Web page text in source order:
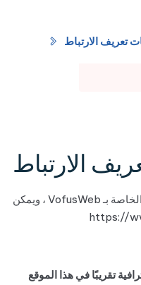
تعريف الارتباط
الارتباط
هذه هي سياسة ملفات تعريف الارتباط الخاصة بـ VofusWeb ، ويمكن
تقريبًا في هذا الموقع